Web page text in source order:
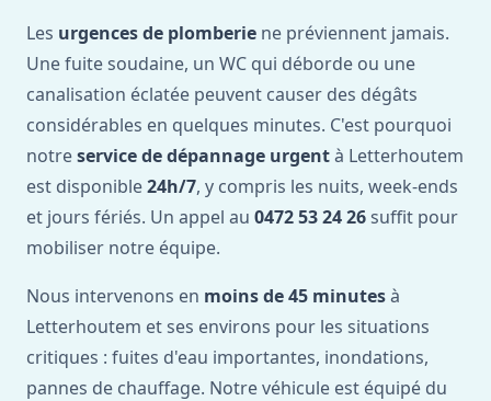
Les urgences de plomberie ne préviennent jamais.
Une fuite soudaine, un WC qui déborde ou une
canalisation éclatée peuvent causer des dégâts
considérables en quelques minutes. C'est pourquoi
notreservice de dépannage urgentà Letterhoutem
est disponible24h/7, y compris les nuits, week-ends
et jours fériés. Un appel au 0472 53 24 26 suffit pour
mobiliser notre équipe.
Nous intervenons en moins de 45 minutesà
Letterhoutem et ses environs pour les situations
critiques : fuites d'eau importantes, inondations,
pannes de chauffage. Notre véhicule est équipé du